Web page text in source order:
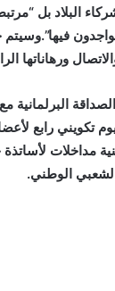
البلاد بل “مرتبط
فيها”.وسيتم
ورهاناتها
البرلمانية مع
الصداقة البرلمانية مع الدول الأوروبية
الدورة التكوينية مداخلات
الوطني.